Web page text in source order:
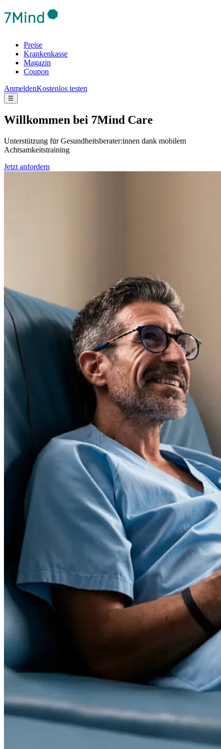
Preise
Krankenkasse
Magazin
Coupon
AnmeldenKostenlos testen
☰
Will­kom­men bei 7Mind Care
Unterstützung für Gesundheitsberater:innen dank mobilem
Achtsamkeitstraining
Jetzt anfordern